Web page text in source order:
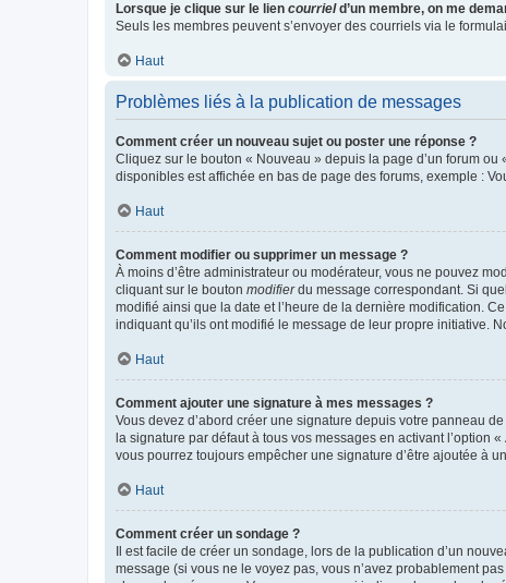
Lorsque je clique sur le lien courrield’un membre, on me
Seuls les membres peuvent s’envoyer des courriels via le
Haut
Problèmes liés à la publication de messages
Comment créer un nouveau sujet ou poster une réponse ?
Cliquez sur le bouton « Nouveau » depuis la page d’un forum
disponibles est affichée en bas de page des forums, exemple :
Haut
Comment modifier ou supprimer un message ?
À moins d’être administrateur ou modérateur, vous ne pouvez
cliquant sur le bouton modifierdu message correspondant. Si
modifié ainsi que la date et l’heure de la dernière modification.
indiquant qu’ils ont modifié le message de leur propre initiative.
Haut
Comment ajouter une signature à mes messages ?
Vous devez d’abord créer une signature depuis votre panneau
la signature par défaut à tous vos messages en activant l’option
vous pourrez toujours empêcher une signature d’être ajoutée à
Haut
Comment créer un sondage ?
Il est facile de créer un sondage, lors de la publication d’un
message (si vous ne le voyez pas, vous n’avez probablement